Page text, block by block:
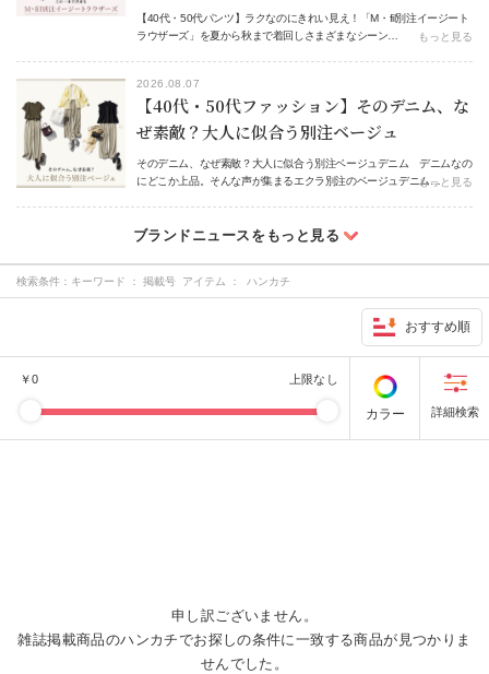
【40代・50代パンツ】ラクなのにきれい見え！「M・fil別注イージート
ラウザーズ」を夏から秋まで着回しさまざまなシーン…
もっと見る
2026.08.07
【40代・50代ファッション】そのデニム、な
ぜ素敵？大人に似合う別注ベージュ
そのデニム、なぜ素敵？大人に似合う別注ベージュデニム デニムなの
にどこか上品。そんな声が集まるエクラ別注のベージュデニム…もっと見る
検索条件： キーワード ： 掲載号 アイテム ： ハンカチ
おすすめ順
￥0 上限なし
カラー
申し訳ございません。
雑誌掲載商品のハンカチでお探しの条件に一致する商品が見つかりま
せんでした。